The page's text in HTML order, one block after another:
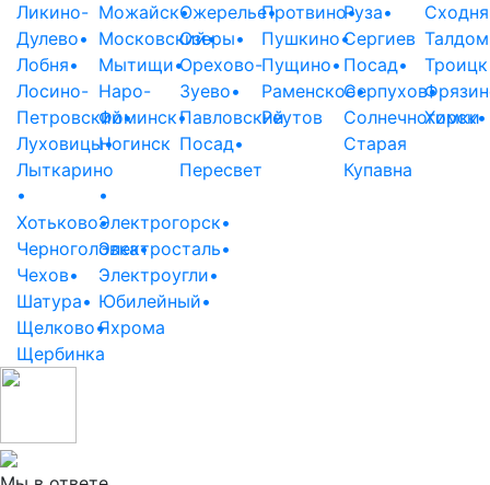
Ликино-
Дулево•
Лобня•
Лосино-
Петровский•
Луховицы•
Лыткарино
Можайск•
Московский•
Мытищи•
Наро-
Фоминск•
Ногинск
Ожерелье•
Озеры•
Орехово-
Зуево•
Павловский
Посад•
Пересвет
Протвино•
Пушкино•
Пущино•
Раменское•
Реутов
Руза•
Сергиев
Посад•
Серпухов•
Солнечногорск•
Старая
Купавна
Сходня
Талдом
Троицк
Химки
•
Хотьково•
Черноголовка•
Чехов•
Шатура•
Щелково•
Щербинка
•
Электрогорск•
Электросталь•
Электроугли•
Юбилейный•
Яхрома